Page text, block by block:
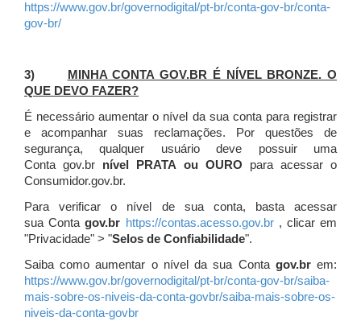
https://www.gov.br/governodigital/pt-br/conta-gov-br/conta-
gov-br/
3)
MINHA CONTA GOV.BR É NÍVEL BRONZE. O
QUE DEVO FAZER?
É necessário aumentar o nível da sua conta para registrar
e acompanhar suas reclamações. Por questões de
segurança, qualquer usuário deve possuir uma
Conta gov.br nível PRATA ou OURO para acessar o
Consumidor.gov.br.
Para verificar o nível de sua conta, basta acessar
sua Contagov.br https://contas.acesso.gov.br, clicar em
"Privacidade" > "Selos de Confiabilidade".
Saiba como aumentar o nível da sua Conta gov.brem:
https://www.gov.br/governodigital/pt-br/conta-gov-br/saiba-
mais-sobre-os-niveis-da-conta-govbr/saiba-mais-sobre-os-
niveis-da-conta-govbr